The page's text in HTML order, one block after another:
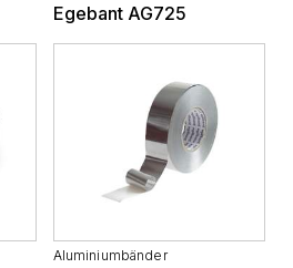
Egebant AG725
Aluminiumbänder